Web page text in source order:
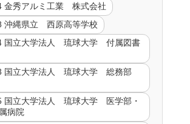
金秀アルミ工業 株式会社
沖縄県立 西原高等学校
国立大学法人 琉球大学 付属図書
国立大学法人 琉球大学 総務部
国立大学法人 琉球大学 医学部・
病院